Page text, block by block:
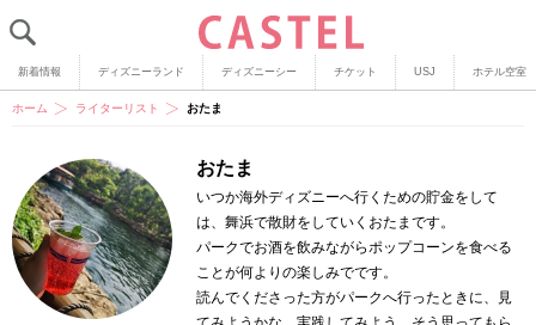
新着情報 ディズニーランド ディズニーシー チケット USJ ホテル空室
ホーム ライターリスト おたま
おたま
いつか海外ディズニーへ行くための貯金をして
は、舞浜で散財をしていくおたまです。
パークでお酒を飲みながらポップコーンを食べる
ことが何よりの楽しみでです。
読んでくださった方がパークへ行ったときに、見